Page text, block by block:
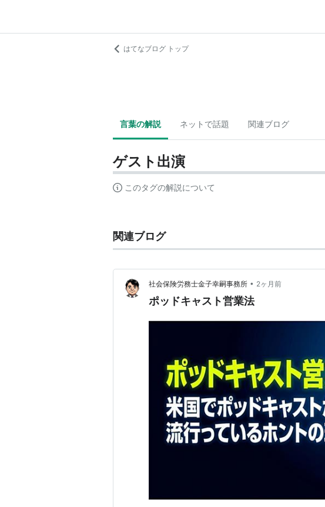
はてなブログ トップ
言葉の解説 ネットで話題 関連ブログ
ゲスト出演
このタグの解説について
関連ブログ
社会保険労務士金子幸嗣事務所 • 2ヶ月前
ポッドキャスト営業法